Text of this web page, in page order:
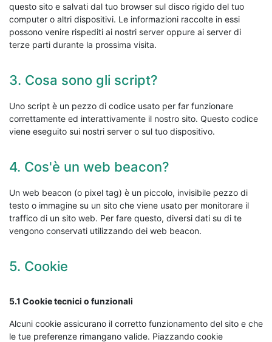
questo sito e salvati dal tuo browser sul disco rigido del tuo
computer o altri dispositivi. Le informazioni raccolte in essi
possono venire rispediti ai nostri server oppure ai server di
terze parti durante la prossima visita.
3. Cosa sono gli script?
Uno script è un pezzo di codice usato per far funzionare
correttamente ed interattivamente il nostro sito. Questo codice
viene eseguito sui nostri server o sul tuo dispositivo.
4. Cos'è un web beacon?
Un web beacon (o pixel tag) è un piccolo, invisibile pezzo di
testo o immagine su un sito che viene usato per monitorare il
traffico di un sito web. Per fare questo, diversi dati su di te
vengono conservati utilizzando dei web beacon.
5. Cookie
5.1 Cookie tecnici o funzionali
Alcuni cookie assicurano il corretto funzionamento del sito e che
le tue preferenze rimangano valide. Piazzando cookie